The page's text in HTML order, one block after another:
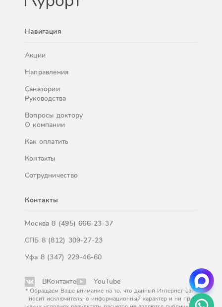
Навигация
Акции
Направления
Санатории
Руководства
Вопросы доктору
О компании
Как оплатить
Контакты
Сотрудничество
Контакты
Москва8 (495) 666-23-37
СПБ 8 (812) 309-27-23
Уфа 8 (347) 229-46-60
ВКонтакте YouTube
* Обращаем Ваше внимание на то, что данный Интернет-сайт
носит исключительно информационный характер и ни при